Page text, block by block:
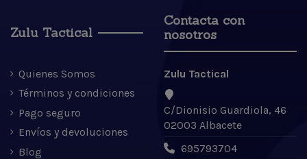
Zulu Tactical
Quienes Somos
Términos y condiciones
Pago seguro
Envíos y devoluciones
Blog
Contacta con
nosotros
Zulu Tactical
C/Dionisio Guardiola, 46
02003 Albacete
695793704